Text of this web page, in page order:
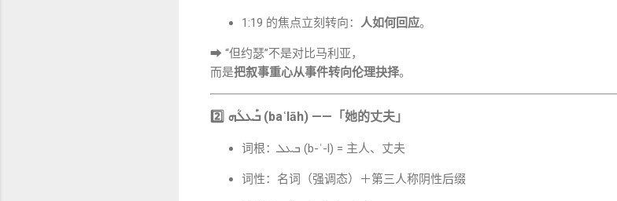
1:19 的焦点立刻转向： 人如何回应。
➡ “但约瑟”不是对比马利亚，
而是把叙事重心从事件转向伦理抉择。
2️⃣ ܒ݁ܰܥܠܳܗ (baʿlāh) ——「她的丈夫」
词根：ܒܥܠ (b-ʿ-l) = 主人、丈夫
词性：名词（强调态）＋第三人称阴性后缀